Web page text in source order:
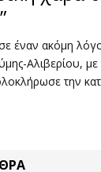
έναν ακόμη
Αλιβερίου, με
την